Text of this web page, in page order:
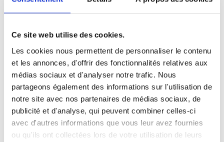
Ce site web utilise des cookies.
Les cookies nous permettent de personnaliser le contenu
et les annonces, d'offrir des fonctionnalités relatives aux
médias sociaux et d'analyser notre trafic. Nous
partageons également des informations sur l'utilisation de
notre site avec nos partenaires de médias sociaux, de
publicité et d'analyse, qui peuvent combiner celles-ci
avec d'autres informations que vous leur avez fournies
ou qu'ils ont collectées lors de votre utilisation de leurs
Nous tenons à remercier les équipes de Cuisine et Vins
de France pour cette parution
Retrouvez le magazine en kiosque ce mois-ci.